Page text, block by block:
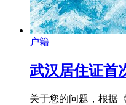
户籍
武汉居住证首
关于您的问题，根据